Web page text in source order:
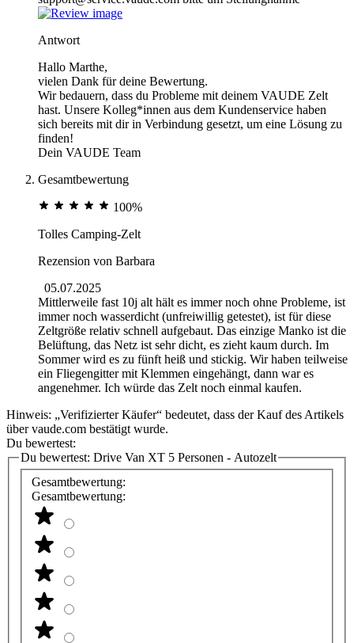
Antwort
Hallo Marthe,
vielen Dank für deine Bewertung.
Wir bedauern, dass du Probleme mit deinem VAUDE Zelt
hast. Unsere Kolleg*innen aus dem Kundenservice haben
sich bereits mit dir in Verbindung gesetzt, um eine Lösung zu
finden!
Dein VAUDE Team
Gesamtbewertung
100%
Tolles Camping-Zelt
Rezension von Barbara
05.07.2025
Mittlerweile fast 10j alt hält es immer noch ohne Probleme, ist
immer noch wasserdicht (unfreiwillig getestet), ist für diese
Zeltgröße relativ schnell aufgebaut. Das einzige Manko ist die
Belüftung, das Netz ist sehr dicht, es zieht kaum durch. Im
Sommer wird es zu fünft heiß und stickig. Wir haben teilweise
ein Fliegengitter mit Klemmen eingehängt, dann war es
angenehmer. Ich würde das Zelt noch einmal kaufen.
Hinweis: „Verifizierter Käufer“ bedeutet, dass der Kauf des Artikels
über vaude.com bestätigt wurde.
Du bewertest:
Du bewertest: Drive Van XT 5 Personen - Autozelt
Gesamtbewertung:
Gesamtbewertung: